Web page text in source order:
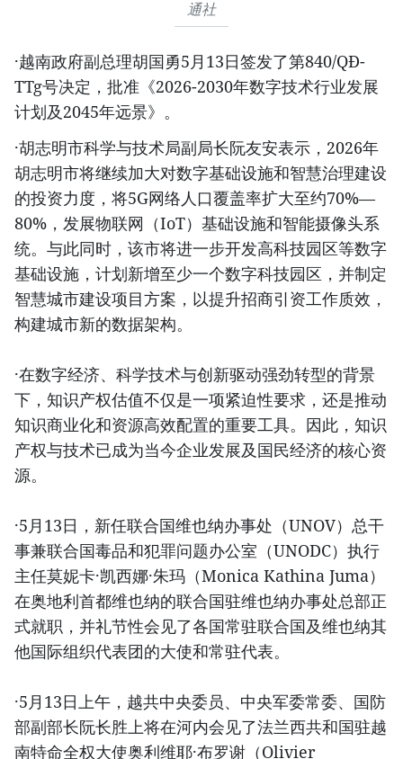
通社
·越南政府副总理胡国勇5月13日签发了第840/QĐ-
TTg号决定，批准《2026-2030年数字技术行业发展
计划及2045年远景》。
·胡志明市科学与技术局副局长阮友安表示，2026年
胡志明市将继续加大对数字基础设施和智慧治理建设
的投资力度，将5G网络人口覆盖率扩大至约70%—
80%，发展物联网（IoT）基础设施和智能摄像头系
统。与此同时，该市将进一步开发高科技园区等数字
基础设施，计划新增至少一个数字科技园区，并制定
智慧城市建设项目方案，以提升招商引资工作质效，
构建城市新的数据架构。
·在数字经济、科学技术与创新驱动强劲转型的背景
下，知识产权估值不仅是一项紧迫性要求，还是推动
知识商业化和资源高效配置的重要工具。因此，知识
产权与技术已成为当今企业发展及国民经济的核心资
源。
·5月13日，新任联合国维也纳办事处（UNOV）总干
事兼联合国毒品和犯罪问题办公室（UNODC）执行
主任莫妮卡·凯西娜·朱玛（Monica Kathina Juma）
在奥地利首都维也纳的联合国驻维也纳办事处总部正
式就职，并礼节性会见了各国常驻联合国及维也纳其
他国际组织代表团的大使和常驻代表。
·5月13日上午，越共中央委员、中央军委常委、国防
部副部长阮长胜上将在河内会见了法兰西共和国驻越
南特命全权大使奥利维耶·布罗谢（Olivier